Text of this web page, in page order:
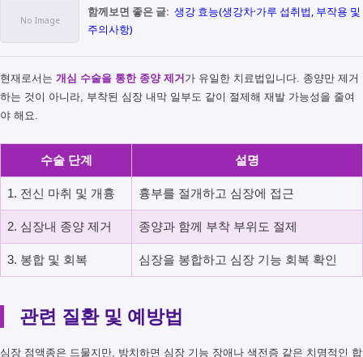
함께보면 좋은 글: 생강 효능(생강차·가루 섭취법, 부작용 및
주의사항)
현재로서는 개심 수술을 통한 종양 제거 가 유일한 치료법입니다. 종양만 제거
하는 것이 아니라, 부착된 심장 내막 일부도 같이 절제해 재발 가능성을 줄여
야 해요.
수술 단계 설명
1. 전신 마취 및 개흉 흉부를 절개하고 심장에 접근
2. 심장내 종양 제거 종양과 함께 부착 부위도 절제
3. 봉합 및 회복 심장을 봉합하고 심장 기능 회복 확인
관련 질환 및 예방법
심장 점액종은 드물지만, 방치하면 심장 기능 장애나 색전증 같은 치명적인 합